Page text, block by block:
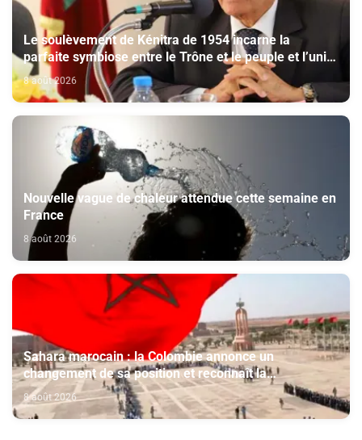
Le soulèvement de Kénitra de 1954 incarne la
parfaite symbiose entre le Trône et le peuple et l’unité
de volonté et de destin (M. El Ktiri)
8 août 2026
Nouvelle vague de chaleur attendue cette semaine en
France
8 août 2026
Sahara marocain : la Colombie annonce un
changement de sa position et reconnaît la
souveraineté du Maroc sur son Sahara
8 août 2026